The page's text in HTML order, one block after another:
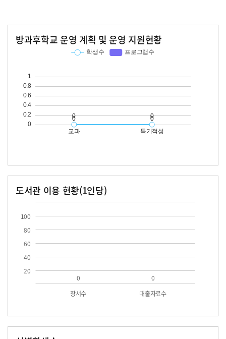
방과후학교 운영 계획 및 운영 지원현황
도서관 이용 현황(1인당)
20
40
60
80
100
장서수 대출자료수
0 0